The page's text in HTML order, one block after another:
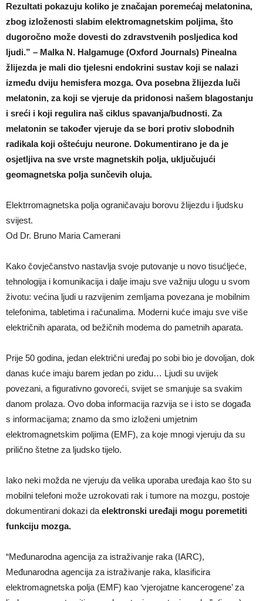
Rezultati pokazuju koliko je značajan poremećaj melatonina,
zbog izloženosti slabim elektromagnetskim poljima, što
dugoročno može dovesti do zdravstvenih posljedica kod
ljudi.” – Malka N. Halgamuge (Oxford Journals) Pinealna
žlijezda je mali dio tjelesni endokrini sustav koji se nalazi
između dviju hemisfera mozga. Ova posebna žlijezda luči
melatonin, za koji se vjeruje da pridonosi našem blagostanju
i sreći i koji regulira naš ciklus spavanja/budnosti. Za
melatonin se također vjeruje da se bori protiv slobodnih
radikala koji oštećuju neurone. Dokumentirano je da je
osjetljiva na sve vrste magnetskih polja, uključujući
geomagnetska polja sunčevih oluja.
Elektrromagnetska polja ograničavaju borovu žlijezdu i ljudsku
svijest.
Od Dr. Bruno Maria Camerani
Kako čovječanstvo nastavlja svoje putovanje u novo tisućljeće,
tehnologija i komunikacija i dalje imaju sve važniju ulogu u svom
životu: većina ljudi u razvijenim zemljama povezana je mobilnim
telefonima, tabletima i računalima. Moderni kuće imaju sve više
električnih aparata, od bežičnih modema do pametnih aparata.
Prije 50 godina, jedan električni uređaj po sobi bio je dovoljan, dok
danas kuće imaju barem jedan po zidu… Ljudi su uvijek
povezani, a figurativno govoreći, svijet se smanjuje sa svakim
danom prolaza. Ovo doba informacija razvija se i isto se događa
s informacijama; znamo da smo izloženi umjetnim
elektromagnetskim poljima (EMF), za koje mnogi vjeruju da su
prilično štetne za ljudsko tijelo.
Iako neki možda ne vjeruju da velika uporaba uređaja kao što su
mobilni telefoni može uzrokovati rak i tumore na mozgu, postoje
dokumentirani dokazi da elektronski uređaji mogu poremetiti
funkciju mozga.
“Međunarodna agencija za istraživanje raka (IARC),
Međunarodna agencija za istraživanje raka, klasificira
elektromagnetska polja (EMF) kao ‘vjerojatne kancerogene’ za